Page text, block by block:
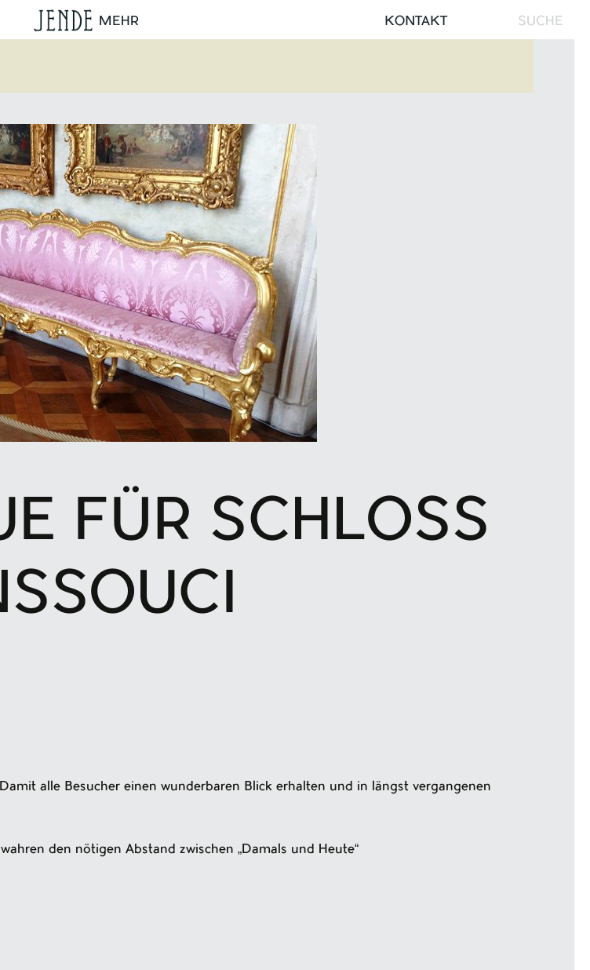
MEHR KONTAKT
Search
FÜR SCHLOSS
alle Besucher einen wunderbaren Blick erhalten und in längst vergangenen
den nötigen Abstand zwischen „Damals und Heute“